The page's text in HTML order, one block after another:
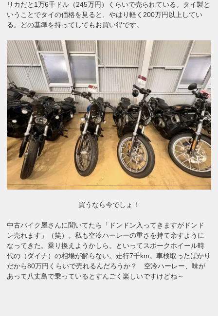
リカだと1万6千ドル（245万円）くらいで売られている。タイ製と
いうことでタイの価格を見ると、やはり軽く200万円以上してい
る。どの基準を持ってしてもお買い得です。
買うなら今でしょ！
中古バイク屋さんに聞いてたら「ドンドン入ってきますがドンド
ン売れます」（笑）。私も空冷ハーレーの重さを持て余すように
なってきた。乗り換えようかしら。といってスポークホイール時
代の（ダイナ）の相場が解らない。走行7千km。車検取ったばかり
だから80万円くらいで売れるんだろうか？ 空冷ハーレー、味が
あって八丈島で乗っているとすんごく楽しいですけどね～